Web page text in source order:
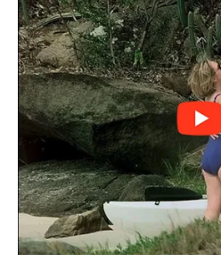
Poruka zvijezda
Prihvatite prilike koje dolaze.
JARAC
Dnevna prognoza
Jarčevi će biti fokusirani na
uspješno završiti sve što su